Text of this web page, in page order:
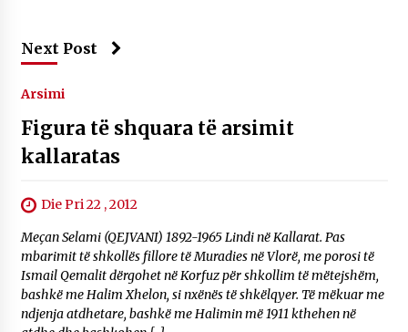
Next Post
Arsimi
Figura të shquara të arsimit
kallaratas
Die Pri 22 , 2012
Meçan Selami (QEJVANI) 1892-1965 Lindi në Kallarat. Pas
mbarimit të shkollës fillore të Muradies në Vlorë, me porosi të
Ismail Qemalit dërgohet në Korfuz për shkollim të mëtejshëm,
bashkë me Halim Xhelon, si nxënës të shkëlqyer. Të mëkuar me
ndjenja atdhetare, bashkë me Halimin më 1911 kthehen në